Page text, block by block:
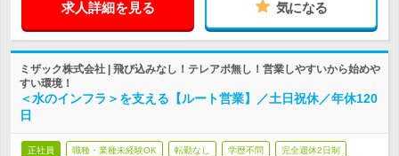
求人詳細を見る 気になる
ミザック株式会社 | 飛び込みなし！テレアポ無し！営業しやすいから始めや
すい環境！
＜水のインフラ＞を支える【ルート営業】／土日祝休／年休120
日
正社員 職種・業種未経験OK 転勤なし 学歴不問 完全週休2日制